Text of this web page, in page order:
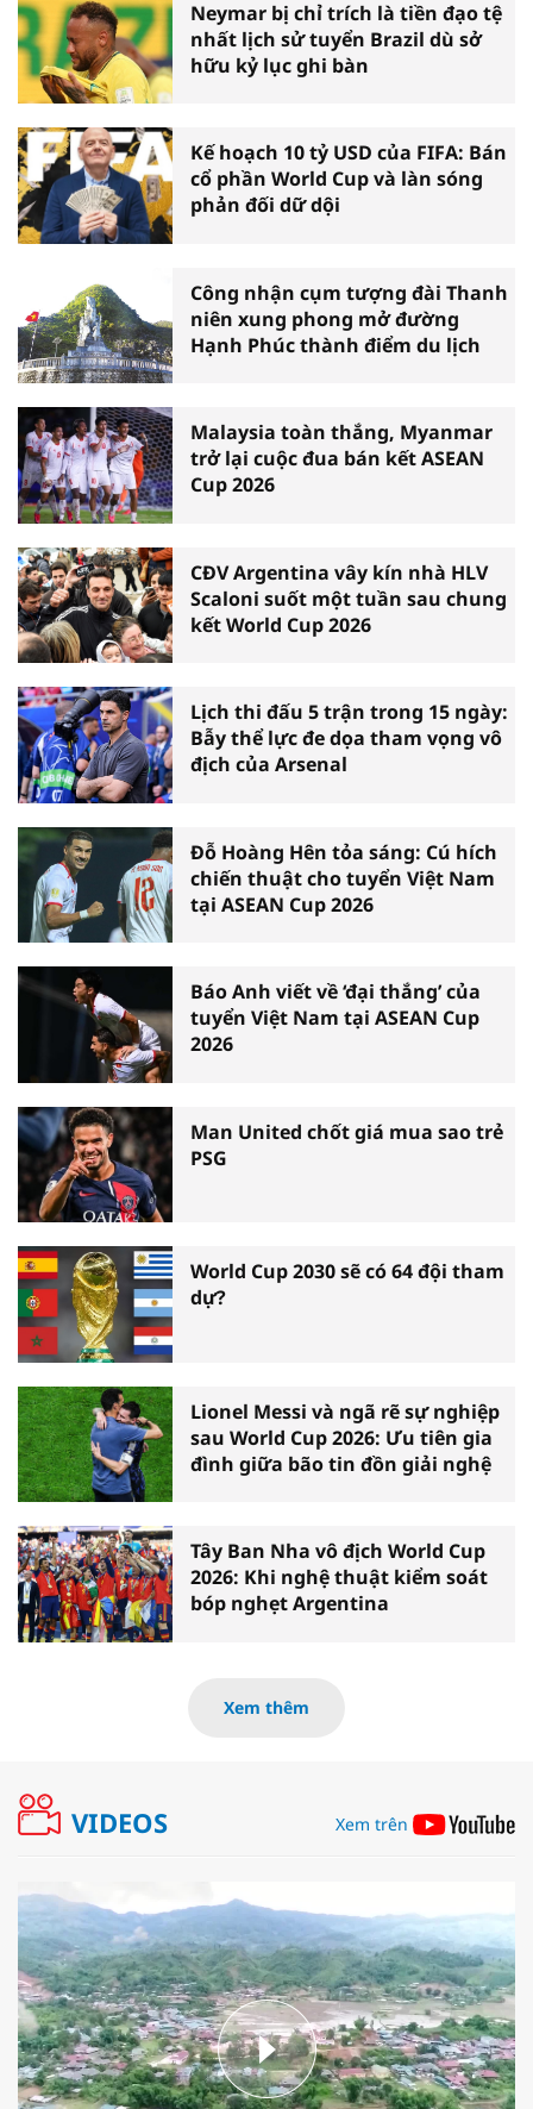
Neymar bị chỉ trích là tiền đạo tệ
nhất lịch sử tuyển Brazil dù sở
hữu kỷ lục ghi bàn
Kế hoạch 10 tỷ USD của FIFA: Bán
cổ phần World Cup và làn sóng
phản đối dữ dội
Công nhận cụm tượng đài Thanh
niên xung phong mở đường
Hạnh Phúc thành điểm du lịch
Malaysia toàn thắng, Myanmar
trở lại cuộc đua bán kết ASEAN
Cup 2026
CĐV Argentina vây kín nhà HLV
Scaloni suốt một tuần sau chung
kết World Cup 2026
Lịch thi đấu 5 trận trong 15 ngày:
Bẫy thể lực đe dọa tham vọng vô
địch của Arsenal
Đỗ Hoàng Hên tỏa sáng: Cú hích
chiến thuật cho tuyển Việt Nam
tại ASEAN Cup 2026
Báo Anh viết về ‘đại thắng’ của
tuyển Việt Nam tại ASEAN Cup
2026
Man United chốt giá mua sao trẻ
PSG
World Cup 2030 sẽ có 64 đội tham
dự?
Lionel Messi và ngã rẽ sự nghiệp
sau World Cup 2026: Ưu tiên gia
đình giữa bão tin đồn giải nghệ
Tây Ban Nha vô địch World Cup
2026: Khi nghệ thuật kiểm soát
bóp nghẹt Argentina
Xem thêm
VIDEOS Xem trên